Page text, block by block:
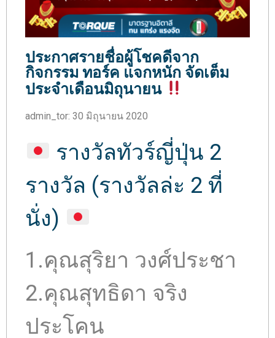
ประกาศรายชื่อผู้โชคดีจาก
กิจกรรม ทอร์ค แจกหนัก จัดเต็ม
ประจำเดือนมิถุนายน
admin_tor: 30 มิถุนายน 2020
รางวัลทัวร์ญี่ปุ่น 2
รางวัล (รางวัลล่ะ 2 ที่
นั่ง)
1.คุณสุริยา วงศ์ประชา
2.คุณสุทธิดา จริง
ประโคน